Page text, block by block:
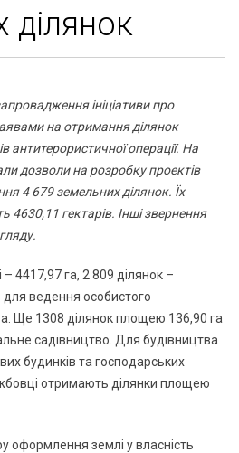
ділянок
ініціативи про
на отримання ділянок
антитерористичної операції. На
дозволи на розробку проектів
4 679 земельних ділянок. Їх
4630,11 гектарів. Інші звернення
4417,97 га, 2 809 ділянок –
ведення особистого
Ще 1308 ділянок площею 136,90 га
садівництво. Для будівництва
будинків та господарських
отримають ділянки площею
оформлення землі у власність